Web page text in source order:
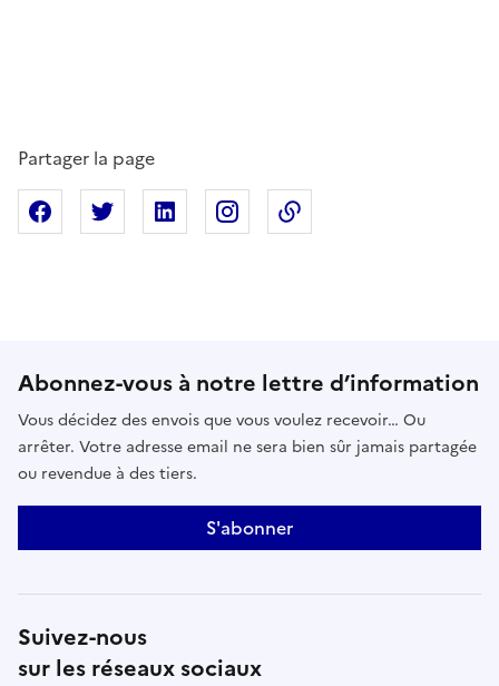
Partager la page
Partager sur Facebook
Partager sur XPartager sur Linkedin
Partager sur Instagram
Abonnez-vous à notre lettre d’information
Vous décidez des envois que vous voulez recevoir… Ou
arrêter. Votre adresse email ne sera bien sûr jamais partagée
ou revendue à des tiers.
S'abonner
Suivez-nous
sur les réseaux sociaux